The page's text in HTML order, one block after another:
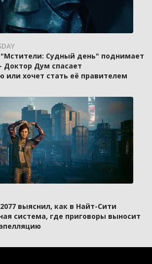
Судный день" поднимает
Доктор Дум спасает
или хочет стать её правителем
выяснил, как в Найт-Сити
система, где приговоры выносит